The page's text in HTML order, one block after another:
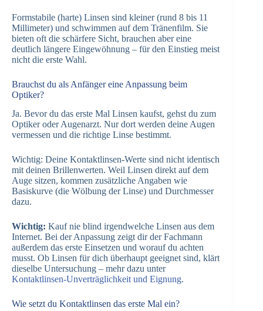
Formstabile (harte) Linsen sind kleiner (rund 8 bis 11
Millimeter) und schwimmen auf dem Tränenfilm. Sie
bieten oft die schärfere Sicht, brauchen aber eine
deutlich längere Eingewöhnung – für den Einstieg meist
nicht die erste Wahl.
Brauchst du als Anfänger eine Anpassung beim
Optiker?
Ja. Bevor du das erste Mal Linsen kaufst, gehst du zum
Optiker oder Augenarzt. Nur dort werden deine Augen
vermessen und die richtige Linse bestimmt.
Wichtig: Deine Kontaktlinsen-Werte sind nicht identisch
mit deinen Brillenwerten. Weil Linsen direkt auf dem
Auge sitzen, kommen zusätzliche Angaben wie
Basiskurve (die Wölbung der Linse) und Durchmesser
dazu.
Wichtig: Kauf nie blind irgendwelche Linsen aus dem
Internet. Bei der Anpassung zeigt dir der Fachmann
außerdem das erste Einsetzen und worauf du achten
musst. Ob Linsen für dich überhaupt geeignet sind, klärt
dieselbe Untersuchung – mehr dazu unter
Kontaktlinsen-Unverträglichkeit und Eignung.
Wie setzt du Kontaktlinsen das erste Mal ein?